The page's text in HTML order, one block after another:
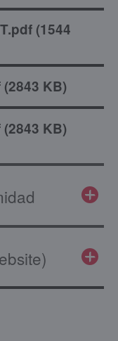
(1544
(2843 KB)
(2843 KB)